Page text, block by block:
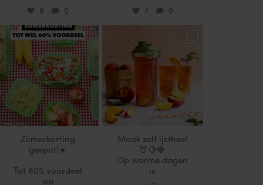
8 0 7 0
locklocknl
Jul 25
Zomerkorting
gespot!☀️
Tot 60% voordeel
op
Jul 17
Maak zelf ijsthee!
🍑🍋🍓
Op warme dagen
is
...